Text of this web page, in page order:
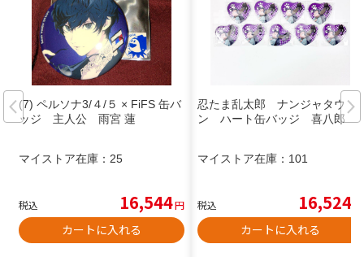
(7) ペルソナ3/４/５ × FiFS 缶バ
ッジ 主人公 雨宮 蓮
マイストア在庫： 25
税込 16,544円
カートに入れる
忍たま乱太郎 ナンジャタウ
ン ハート缶バッジ 喜八郎
マイストア在庫： 101
税込 16,524
カートに入れる